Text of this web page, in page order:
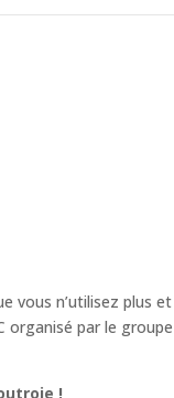
vous n’utilisez plus et
organisé par le
!